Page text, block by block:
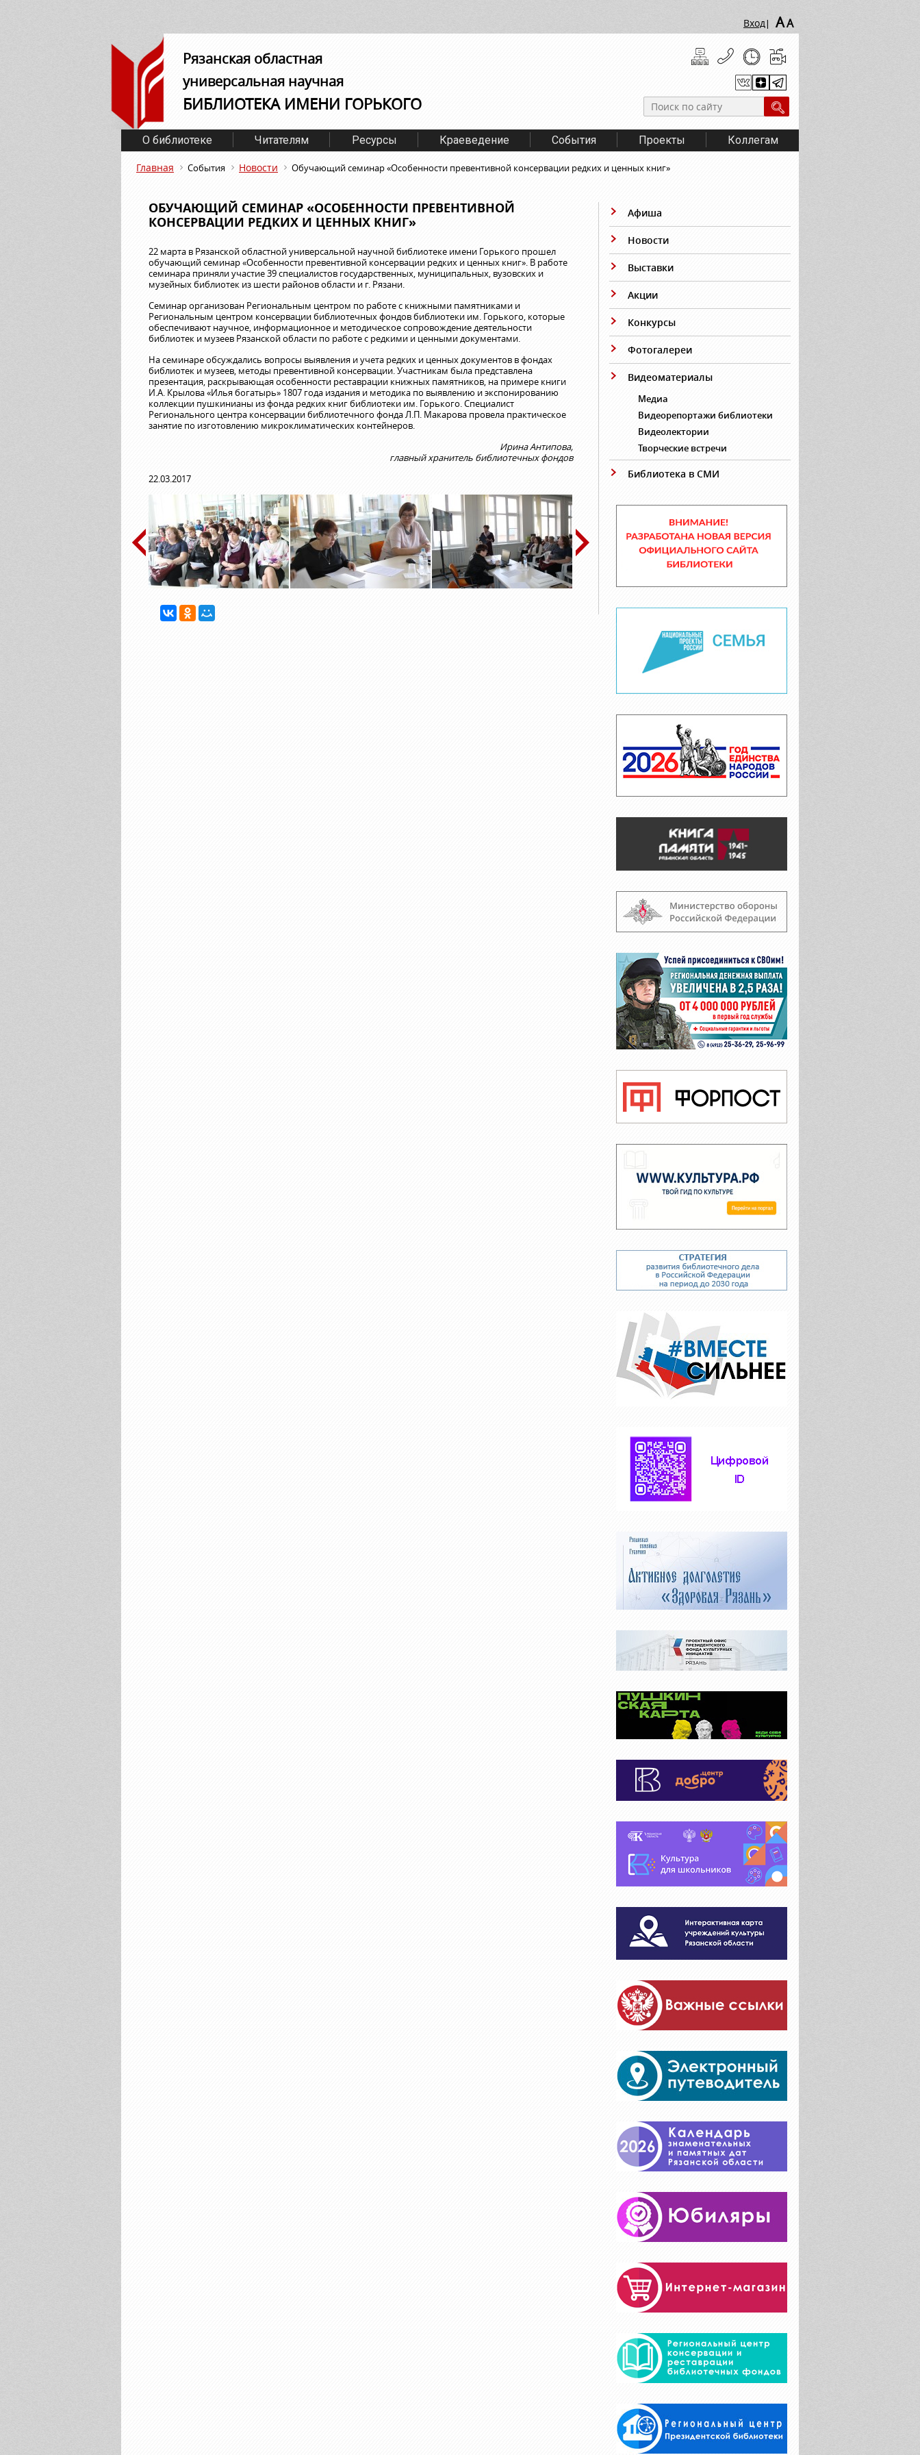
Вход| AA
Рязанская областная
универсальная научная
БИБЛИОТЕКА ИМЕНИ ГОРЬКОГО
О библиотеке Читателям Ресурсы Краеведение События Проекты Коллегам
Главная События Новости Обучающий семинар «Особенности превентивной консервации редких и ценных книг»
ОБУЧАЮЩИЙ СЕМИНАР «ОСОБЕННОСТИ ПРЕВЕНТИВНОЙ
КОНСЕРВАЦИИ РЕДКИХ И ЦЕННЫХ КНИГ»
22 марта в Рязанской областной универсальной научной библиотеке имени Горького прошел
обучающий семинар «Особенности превентивной консервации редких и ценных книг». В работе
семинара приняли участие 39 специалистов государственных, муниципальных, вузовских и
музейных библиотек из шести районов области и г. Рязани.
Семинар организован Региональным центром по работе с книжными памятниками и
Региональным центром консервации библиотечных фондов библиотеки им. Горького, которые
обеспечивают научное, информационное и методическое сопровождение деятельности
библиотек и музеев Рязанской области по работе с редкими и ценными документами.
На семинаре обсуждались вопросы выявления и учета редких и ценных документов в фондах
библиотек и музеев, методы превентивной консервации. Участникам была представлена
презентация, раскрывающая особенности реставрации книжных памятников, на примере книги
И.А. Крылова «Илья богатырь» 1807 года издания и методика по выявлению и экспонированию
коллекции пушкинианы из фонда редких книг библиотеки им. Горького. Специалист
Регионального центра консервации библиотечного фонда Л.П. Макарова провела практическое
занятие по изготовлению микроклиматических контейнеров.
Ирина Антипова,
главный хранитель библиотечных фондов
22.03.2017
Афиша
Новости
Выставки
Акции
Конкурсы
Фотогалереи
Видеоматериалы
Медиа
Видеорепортажи библиотеки
Видеолектории
Творческие встречи
Библиотека в СМИ